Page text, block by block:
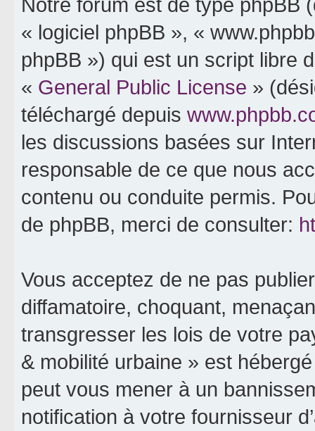
« logiciel phpBB », «
phpBB ») qui est un script libre
« General Public License »
téléchargé depuis
les discussions basées sur
responsable de ce que nous
contenu ou conduite permis.
de phpBB, merci de consulter:
Vous acceptez de ne pas
diffamatoire, choquant,
transgresser les lois de votre
& mobilité urbaine » est
peut vous mener à un
notification à votre fournisseur